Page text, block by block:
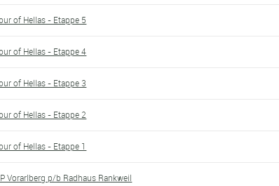
of Hellas - Etappe 5
of Hellas - Etappe 4
of Hellas - Etappe 3
of Hellas - Etappe 2
of Hellas - Etappe 1
Vorarlberg p/b Radhaus Rankweil